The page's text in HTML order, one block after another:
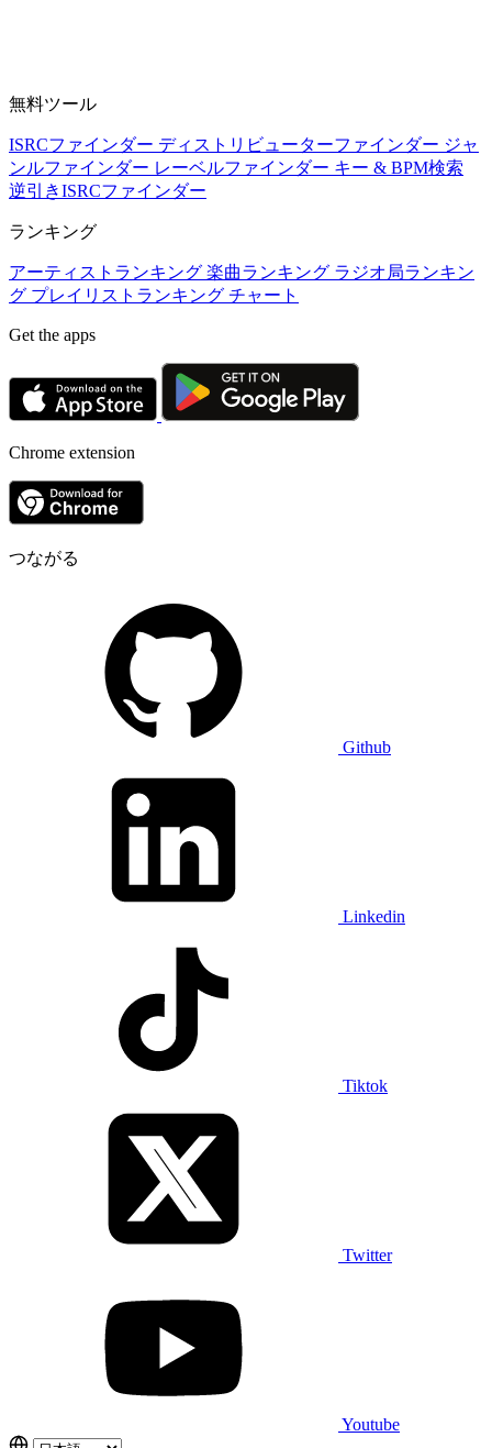
無料ツール
ISRCファインダー ディストリビューターファインダー ジャ
ンルファインダー レーベルファインダー キー & BPM検索
逆引きISRCファインダー
ランキング
アーティストランキング 楽曲ランキング ラジオ局ランキン
グ プレイリストランキング チャート
Get the apps
Chrome extension
つながる
Github
Linkedin
Tiktok
Twitter
Youtube